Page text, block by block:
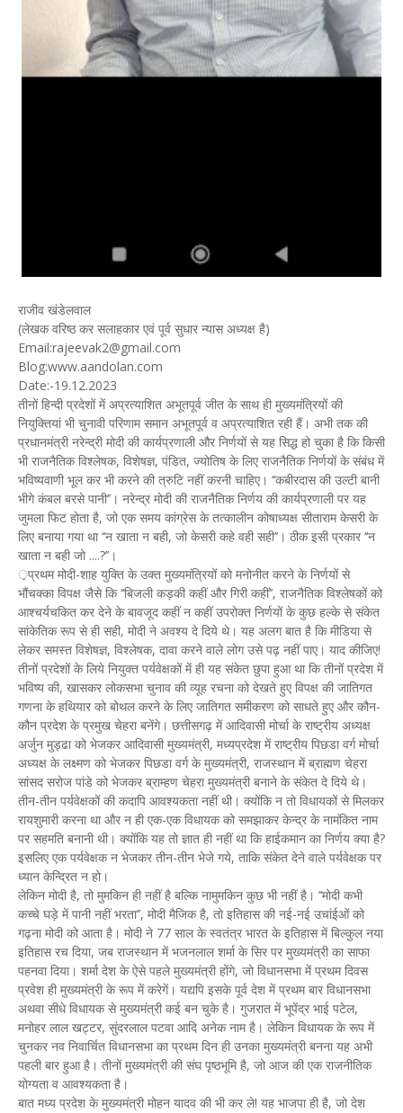
राजीव खंडेलवाल
(लेखक वरिष्ठ कर सलाहकार एवं पूर्व सुधार न्यास अध्यक्ष है)
Email:rajeevak2@gmail.com
Blog:www.aandolan.com
Date:-19.12.2023
तीनों हिन्दी प्रदेशों में अप्रत्याशित अभूतपूर्व जीत के साथ ही मुख्यमंत्रियों की
नियुक्तियां भी चुनावी परिणाम समान अभूतपूर्व व अप्रत्याशित रही हैं। अभी तक की
प्रधानमंत्री नरेन्द्री मोदी की कार्यप्रणाली और निर्णयों से यह सिद्ध हो चुका है कि किसी
भी राजनैतिक विश्लेषक, विशेषज्ञ, पंडित, ज्योतिष के लिए राजनैतिक निर्णयों के संबंध में
भविष्यवाणी भूल कर भी करने की त्रुटि नहीं करनी चाहिए। ‘‘कबीरदास की उल्टी बानी
भीगे कंबल बरसे पानी’’। नरेन्द्र मोदी की राजनैतिक निर्णय की कार्यप्रणाली पर यह
जुमला फिट होता है, जो एक समय कांग्रेस के तत्कालीन कोषाध्यक्ष सीताराम केसरी के
लिए बनाया गया था ‘‘न खाता न बही, जो केसरी कहे वही सही’’। ठीक इसी प्रकार ‘‘न
खाता न बही जो ....?’’।
़प्रथम मोदी-शाह युक्ति के उक्त मुख्यमंत्रियों को मनोनीत करने के निर्णयों से
भौंचक्का विपक्ष जैसे कि ‘‘बिजली कड़की कहीं और गिरी कहीं’’, राजनैतिक विश्लेषकों को
आश्चर्यचकित कर देने के बावजूद कहीं न कहीं उपरोक्त निर्णयों के कुछ हल्के से संकेत
सांकेतिक रूप से ही सही, मोदी ने अवश्य दे दिये थे। यह अलग बात है कि मीडिया से
लेकर समस्त विशेषज्ञ, विश्लेषक, दावा करने वाले लोग उसे पढ़ नहीं पाए। याद कीजिए!
तीनों प्रदेशों के लिये नियुक्त पर्यवेक्षकों में ही यह संकेत छुपा हुआ था कि तीनों प्रदेश में
भविष्य की, खासकर लोकसभा चुनाव की व्यूह रचना को देखते हुए विपक्ष की जातिगत
गणना के हथियार को बोथल करने के लिए जातिगत समीकरण को साधते हुए और कौन-
कौन प्रदेश के प्रमुख चेहरा बनेंगे। छत्तीसगढ़ में आदिवासी मोर्चा के राष्ट्रीय अध्यक्ष
अर्जुन मुड्ढा को भेजकर आदिवासी मुख्यमंत्री, मध्यप्रदेश में राष्ट्रीय पिछडा वर्ग मोर्चा
अध्यक्ष के लक्ष्मण को भेजकर पिछडा वर्ग के मुख्यमंत्री, राजस्थान में ब्राह्मण चेहरा
सांसद सरोज पांडे को भेजकर ब्राम्हण चेहरा मुख्यमंत्री बनाने के संकेत दे दिये थे।
तीन-तीन पर्यवेक्षकों की कदापि आवश्यकता नहीं थी। क्योंकि न तो विधायकों से मिलकर
रायशुमारी करना था और न ही एक-एक विधायक को समझाकर केन्द्र के नामंकित नाम
पर सहमति बनानी थी। क्योंकि यह तो ज्ञात ही नहीं था कि हाईकमान का निर्णय क्या है?
इसलिए एक पर्यवेक्षक न भेजकर तीन-तीन भेजे गये, ताकि संकेत देने वाले पर्यवेक्षक पर
ध्यान केन्द्रित न हो।
लेकिन मोदी है, तो मुमकिन ही नहीं है बल्कि नामुमकिन कुछ भी नहीं है। ‘‘मोदी कभी
कच्चे घड़े में पानी नहीं भरता’’, मोदी मैजिक है, तो इतिहास की नई-नई उचांईओं को
गढ़ना मोदी को आता है। मोदी ने 77 साल के स्वतंत्र भारत के इतिहास में बिल्कुल नया
इतिहास रच दिया, जब राजस्थान में भजनलाल शर्मा के सिर पर मुख्यमंत्री का साफा
पहनवा दिया। शर्मा देश के ऐसे पहले मुख्यमंत्री होंगे, जो विधानसभा में प्रथम दिवस
प्रवेश ही मुख्यमंत्री के रूप में करेगें। यद्यपि इसके पूर्व देश में प्रथम बार विधानसभा
अथवा सीधे विधायक से मुख्यमंत्री कई बन चुके है। गुजरात में भूपेंद्र भाई पटेल,
मनोहर लाल खट्टर, सुंदरलाल पटवा आदि अनेक नाम है। लेकिन विधायक के रूप में
चुनकर नव निवार्चित विधानसभा का प्रथम दिन ही उनका मुख्यमंत्री बनना यह अभी
पहली बार हुआ है। तीनों मुख्यमंत्री की संघ पृष्ठभूमि है, जो आज की एक राजनीतिक
योग्यता व आवश्यकता है।
बात मध्य प्रदेश के मुख्यमंत्री मोहन यादव की भी कर ले! यह भाजपा ही है, जो देश